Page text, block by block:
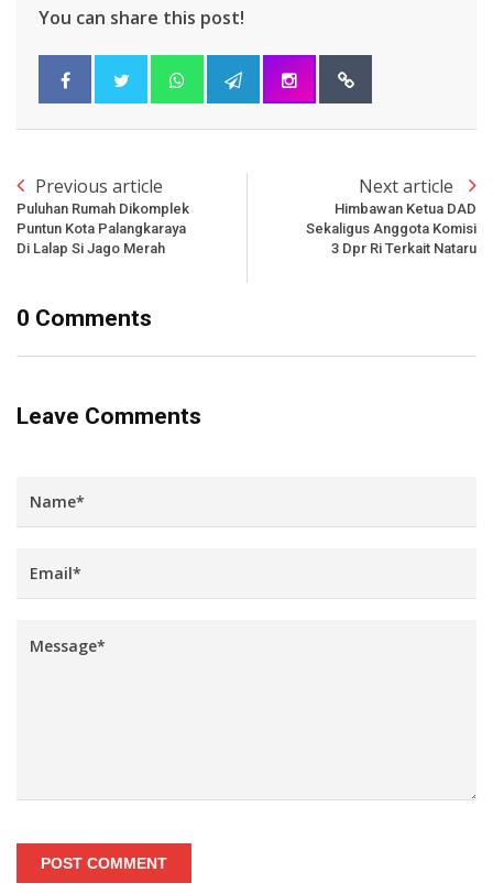
You can share this post!
Previous article
Puluhan Rumah Dikomplek
Puntun Kota Palangkaraya
Di Lalap Si Jago Merah
Next article
Himbawan Ketua DAD
Sekaligus Anggota Komisi
3 Dpr Ri Terkait Nataru
0 Comments
Leave Comments
POST COMMENT